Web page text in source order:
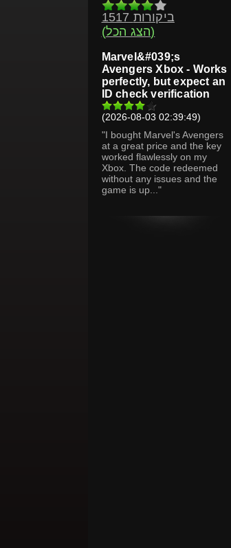
1517 ביקורות
(הצג הכל)
Marvel&#039;s
Avengers Xbox - Works
perfectly, but expect an
ID check verification
(2026-08-03 02:39:49)
"I bought Marvel's Avengers
at a great price and the key
worked flawlessly on my
Xbox. The code redeemed
without any issues and the
game is up..."